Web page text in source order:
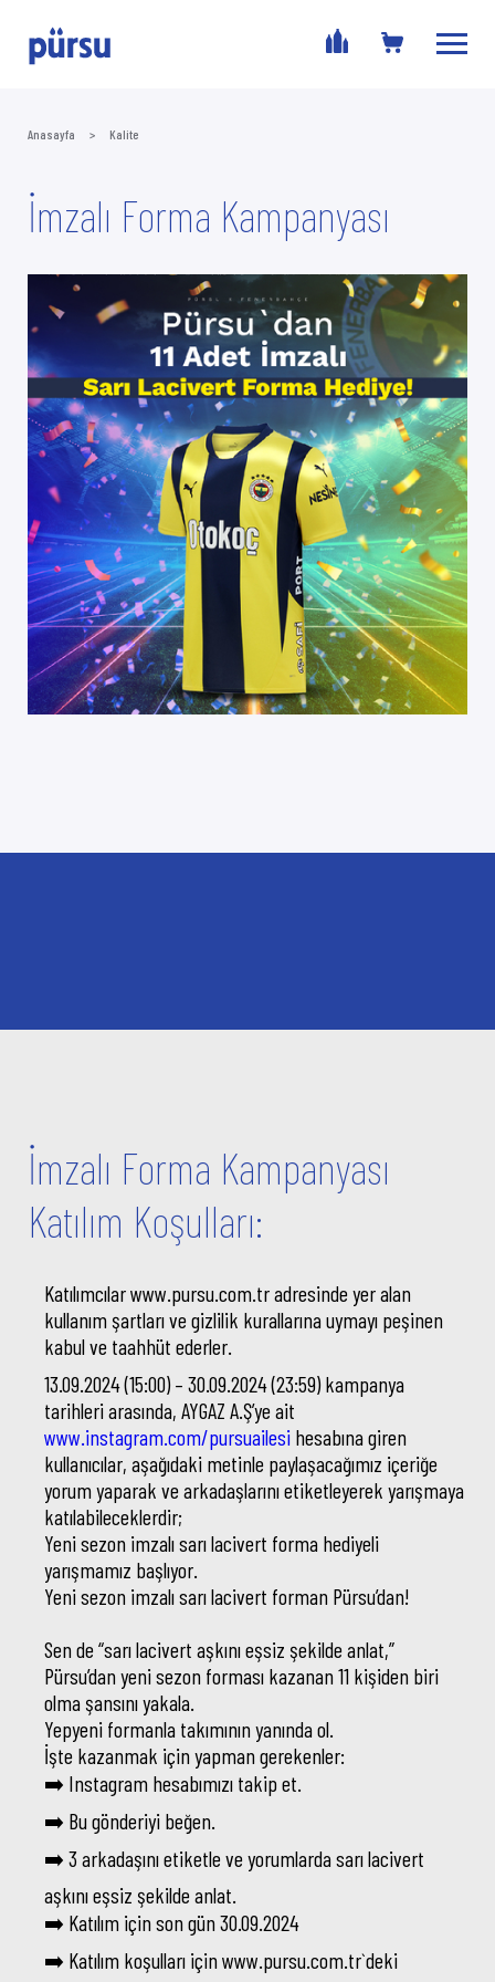
Anasayfa > Kalite
İmzalı Forma Kampanyası
İmzalı Forma Kampanyası
Katılım Koşulları:
Katılımcılar www.pursu.com.tr adresinde yer alan
kullanım şartları ve gizlilik kurallarına uymayı peşinen
kabul ve taahhüt ederler.
13.09.2024 (15:00) – 30.09.2024 (23:59) kampanya
tarihleri arasında, AYGAZ A.Ş’ye ait
www.instagram.com/pursuailesi hesabına giren
kullanıcılar, aşağıdaki metinle paylaşacağımız içeriğe
yorum yaparak ve arkadaşlarını etiketleyerek yarışmaya
katılabileceklerdir;
Yeni sezon imzalı sarı lacivert forma hediyeli
yarışmamız başlıyor.
Yeni sezon imzalı sarı lacivert forman Pürsu’dan!
Sen de “sarı lacivert aşkını eşsiz şekilde anlat,”
Pürsu’dan yeni sezon forması kazanan 11 kişiden biri
olma şansını yakala.
Yepyeni formanla takımının yanında ol.
İşte kazanmak için yapman gerekenler:
➡️ Instagram hesabımızı takip et.
➡️ Bu gönderiyi beğen.
➡️ 3 arkadaşını etiketle ve yorumlarda sarı lacivert
aşkını eşsiz şekilde anlat.
➡️ Katılım için son gün 30.09.2024
➡️ Katılım koşulları için www.pursu.com.tr`deki